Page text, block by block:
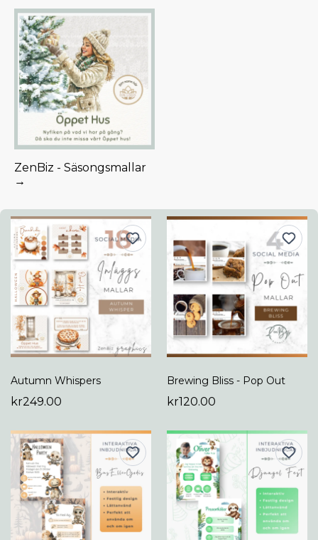
ZenBiz - Säsongsmallar
→
Autumn Whispers
kr249.00
Brewing Bliss - Pop Out
kr120.00